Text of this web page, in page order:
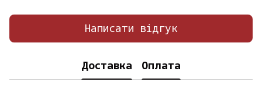
Написати відгук
Доставка Оплата